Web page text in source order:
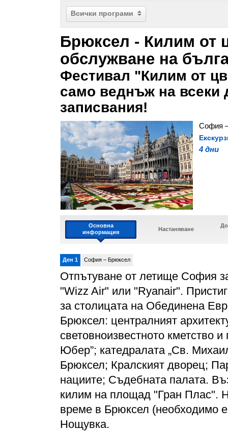
Всички програми
Брюксел - Килим от
обслужване на
Фестивал "Килим от
само веднъж на всеки
записвания!
София
4 дни
Основна
информация
Настаняване
Ден 1 София – Брюксел
Отпътуване от летище София
"Wizz Air" или "Ryanair".
за столицата на Обединена
Брюксел: централният
световноизвестното кметство
Юбер”; катедралата „Св.
Брюксел; Кралският дворец;
нациите; Съдебната палата.
килим на площад "Гран Плас".
време в Брюксел (необходимо
Нощувка.